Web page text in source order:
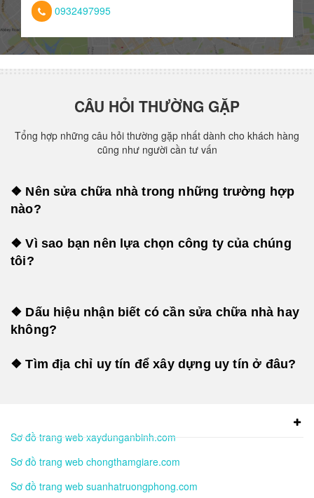
0932497995
CÂU HỎI THƯỜNG GẶP
Tổng hợp những câu hỏi thường gặp nhất dành cho khách hàng
cũng như người cần tư vấn
❖ Nên sửa chữa nhà trong những trường hợp
nào?
❖ Vì sao bạn nên lựa chọn công ty của chúng
tôi?
❖ Dấu hiệu nhận biết có cần sửa chữa nhà hay
không?
❖ Tìm địa chỉ uy tín để xây dựng uy tín ở đâu?
Sơ đồ trang web xaydunganbinh.com
Sơ đồ trang web chongthamgiare.com
Sơ đồ trang web suanhatruongphong.com